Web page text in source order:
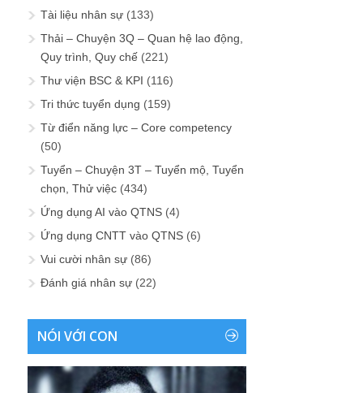
Tài liệu nhân sự (133)
Thải – Chuyện 3Q – Quan hệ lao động,
Quy trình, Quy chế (221)
Thư viện BSC & KPI (116)
Tri thức tuyển dụng (159)
Từ điển năng lực – Core competency
(50)
Tuyển – Chuyện 3T – Tuyển mộ, Tuyển
chọn, Thử việc (434)
Ứng dụng AI vào QTNS (4)
Ứng dụng CNTT vào QTNS (6)
Vui cười nhân sự (86)
Đánh giá nhân sự (22)
NÓI VỚI CON